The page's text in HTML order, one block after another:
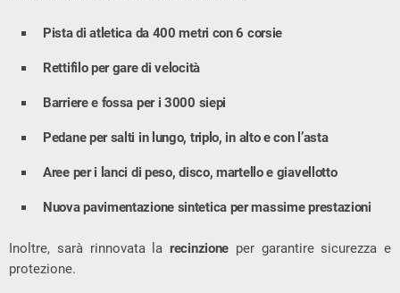
Pista di atletica da 400 metri con 6 corsie
Rettifilo per gare di velocità
Barriere e fossa per i 3000 siepi
Pedane per salti in lungo, triplo, in alto e con l’asta
Aree per i lanci di peso, disco, martello e giavellotto
Nuova pavimentazione sintetica per massime prestazioni
Inoltre, sarà rinnovata la recinzione per garantire sicurezza e
protezione.